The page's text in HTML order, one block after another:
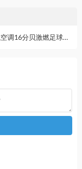
海信携各位家电挚友齐聚球迷巴士，科龙空调16分贝激燃足球热血